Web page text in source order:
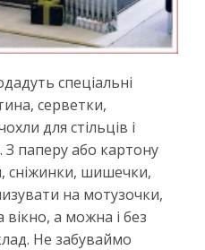
спеціальні
серветки,
для стільців і
паперу або картону
сніжинки, шишечки,
на мотузочки,
вікно, а можна і без
Не забуваймо